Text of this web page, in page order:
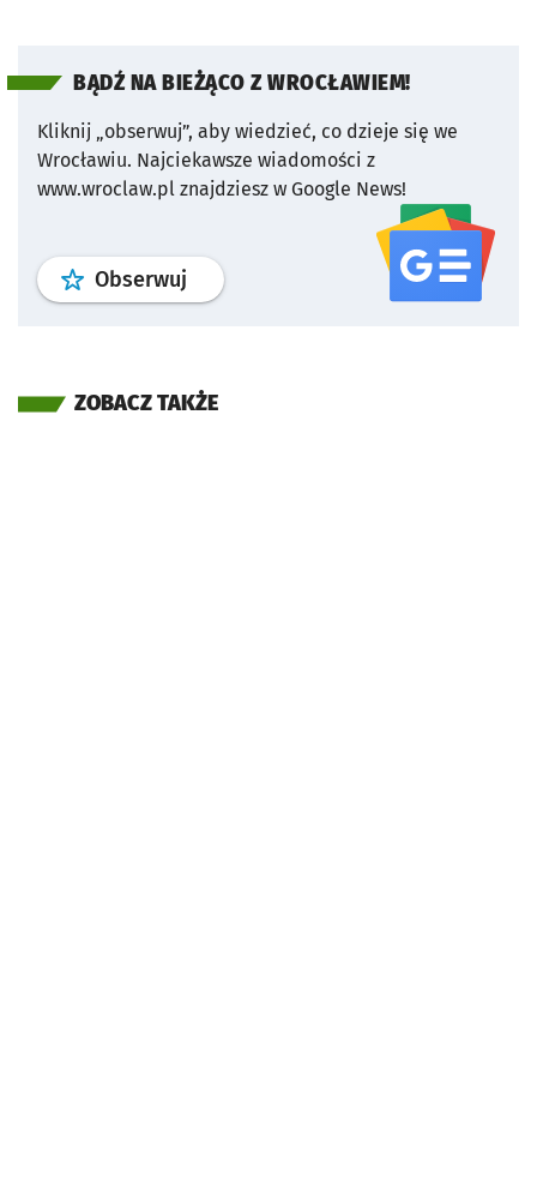
BĄDŹ NA BIEŻĄCO Z WROCŁAWIEM!
Kliknij „obserwuj”, aby wiedzieć, co dzieje się we
Wrocławiu. Najciekawsze wiadomości z
www.wroclaw.pl znajdziesz w Google News!
Obserwuj profil serwisu
ZOBACZ TAKŻE